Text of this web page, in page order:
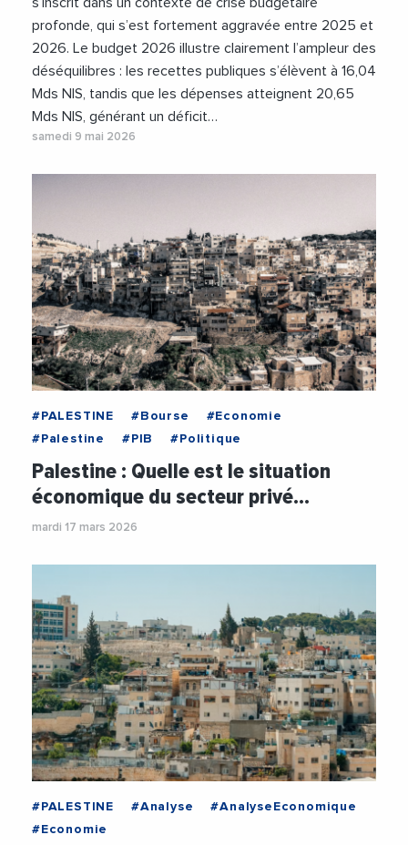
profonde, qui s’est fortement aggravée entre 2025 et
2026. Le budget 2026 illustre clairement l’ampleur des
déséquilibres : les recettes publiques s’élèvent à 16,04
Mds NIS, tandis que les dépenses atteignent 20,65
Mds NIS, générant un déficit…
samedi 9 mai 2026
#PALESTINE #Bourse
#Economie
#Palestine
#PIB #Politique
Palestine : Quelle est le situation
économique du secteur privé…
mardi 17 mars 2026
#PALESTINE #Analyse
#AnalyseEconomique
#Economie